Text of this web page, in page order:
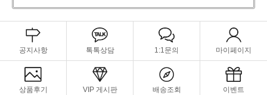
공지사항 톡톡상담 1:1문의 마이페이지
상품후기 VIP 게시판 배송조회 이벤트